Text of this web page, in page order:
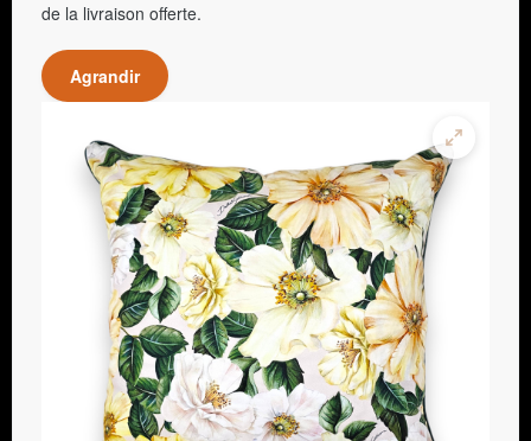
de la livraison offerte.
Agrandir